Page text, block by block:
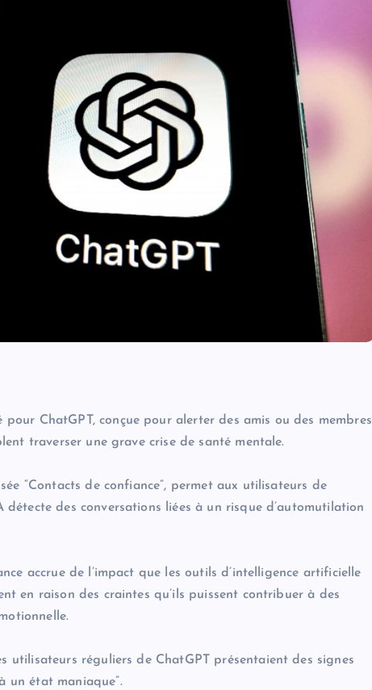
ChatGPT, conçue pour alerter des amis ou des membres
traverser une grave crise de santé mentale.
“Contacts de confiance”, permet aux utilisateurs de
des conversations liées à un risque d’automutilation
accrue de l’impact que les outils d’intelligence artificielle
en raison des craintes qu’ils puissent contribuer à des
utilisateurs réguliers de ChatGPT présentaient des signes
un état maniaque”.